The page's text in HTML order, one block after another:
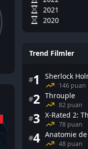
2021
2020
Trend Filmler
#1 146 puan
#2 Throuple
82 puan
#3 78 puan
#4 Anatomie
48 puan